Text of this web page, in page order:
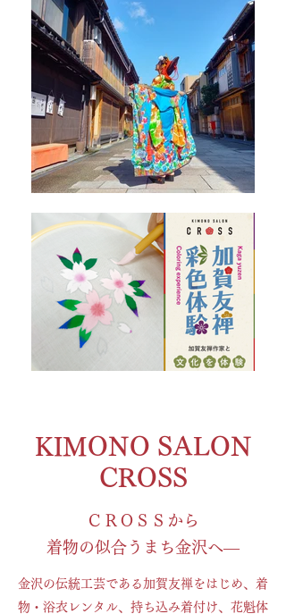
KIMONO SALON
CROSS
​ＣＲＯＳＳから
着物の似合うまち金沢へ―
金沢の伝統工芸である加賀友禅をはじめ、着
物・浴衣レンタル、持ち込み着付け、花魁体